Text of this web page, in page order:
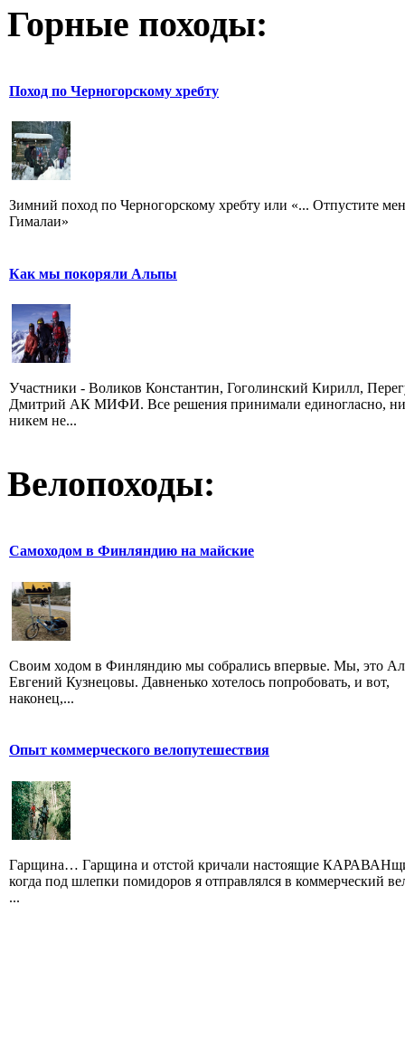
Горные походы:
Поход по Черногорскому хребту
Зимний поход по Черногорскому хребту или «... Отпустите
Гималаи»
Как мы покоряли Альпы
Участники - Воликов Константин, Гоголинский Кирилл,
Дмитрий АК МИФИ. Все решения принимали единогласно,
никем не...
Велопоходы:
Самоходом в Финляндию на майские
Своим ходом в Финляндию мы собрались впервые. Мы, это
Евгений Кузнецовы. Давненько хотелось попробовать, и вот,
наконец,...
Опыт коммерческого велопутешествия
Гарщина… Гарщина и отстой кричали настоящие
когда под шлепки помидоров я отправлялся в коммерческий
...